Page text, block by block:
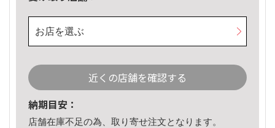
お店を選ぶ
近くの店舗を確認する
納期目安：
店舗在庫不足の為、取り寄せ注文となります。